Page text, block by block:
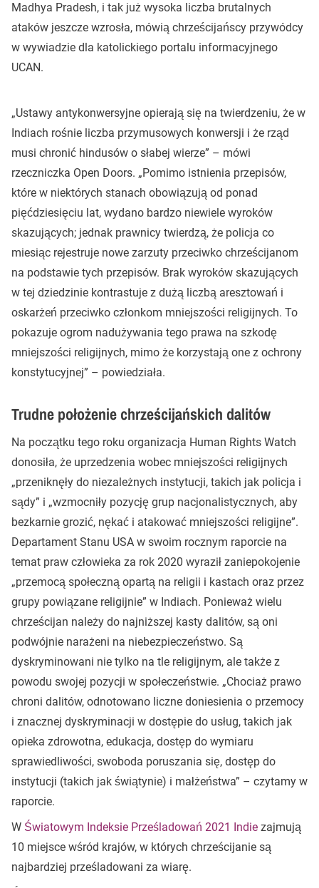
Madhya Pradesh, i tak już wysoka liczba brutalnych
ataków jeszcze wzrosła, mówią chrześcijańscy przywódcy
w wywiadzie dla katolickiego portalu informacyjnego
UCAN.
„Ustawy antykonwersyjne opierają się na twierdzeniu, że w
Indiach rośnie liczba przymusowych konwersji i że rząd
musi chronić hindusów o słabej wierze” – mówi
rzeczniczka Open Doors. „Pomimo istnienia przepisów,
które w niektórych stanach obowiązują od ponad
pięćdziesięciu lat, wydano bardzo niewiele wyroków
skazujących; jednak prawnicy twierdzą, że policja co
miesiąc rejestruje nowe zarzuty przeciwko chrześcijanom
na podstawie tych przepisów. Brak wyroków skazujących
w tej dziedzinie kontrastuje z dużą liczbą aresztowań i
oskarżeń przeciwko członkom mniejszości religijnych. To
pokazuje ogrom nadużywania tego prawa na szkodę
mniejszości religijnych, mimo że korzystają one z ochrony
konstytucyjnej” – powiedziała.
Trudne położenie chrześcijańskich dalitów
Na początku tego roku organizacja Human Rights Watch
donosiła, że uprzedzenia wobec mniejszości religijnych
„przeniknęły do niezależnych instytucji, takich jak policja i
sądy” i „wzmocniły pozycję grup nacjonalistycznych, aby
bezkarnie grozić, nękać i atakować mniejszości religijne”.
Departament Stanu USA w swoim rocznym raporcie na
temat praw człowieka za rok 2020 wyraził zaniepokojenie
„przemocą społeczną opartą na religii i kastach oraz przez
grupy powiązane religijnie” w Indiach. Ponieważ wielu
chrześcijan należy do najniższej kasty dalitów, są oni
podwójnie narażeni na niebezpieczeństwo. Są
dyskryminowani nie tylko na tle religijnym, ale także z
powodu swojej pozycji w społeczeństwie. „Chociaż prawo
chroni dalitów, odnotowano liczne doniesienia o przemocy
i znacznej dyskryminacji w dostępie do usług, takich jak
opieka zdrowotna, edukacja, dostęp do wymiaru
sprawiedliwości, swoboda poruszania się, dostęp do
instytucji (takich jak świątynie) i małżeństwa” – czytamy w
raporcie.
W Światowym Indeksie Prześladowań 2021 Indie zajmują
10 miejsce wśród krajów, w których chrześcijanie są
najbardziej prześladowani za wiarę.